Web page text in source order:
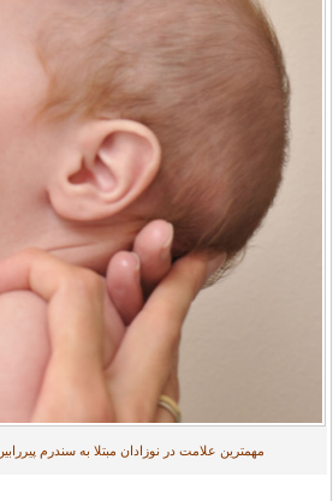
مهمترین علامت در نوزادان مبتلا به سندرم